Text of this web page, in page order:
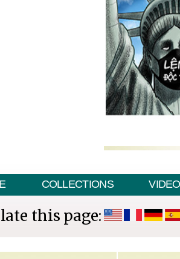
COLLECTIONS VIDEO
this page: